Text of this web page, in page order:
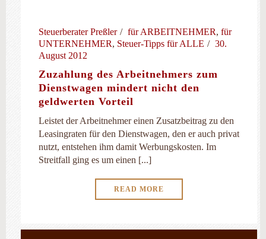
Steuerberater Preßler für ARBEITNEHMER, für
UNTERNEHMER, Steuer-Tipps für ALLE
30.
August 2012
Zuzahlung des Arbeitnehmers zum
Dienstwagen mindert nicht den
geldwerten Vorteil
Leistet der Arbeitnehmer einen Zusatzbeitrag zu den
Leasingraten für den Dienstwagen, den er auch privat
nutzt, entstehen ihm damit Werbungskosten. Im
Streitfall ging es um einen [...]
READ MORE